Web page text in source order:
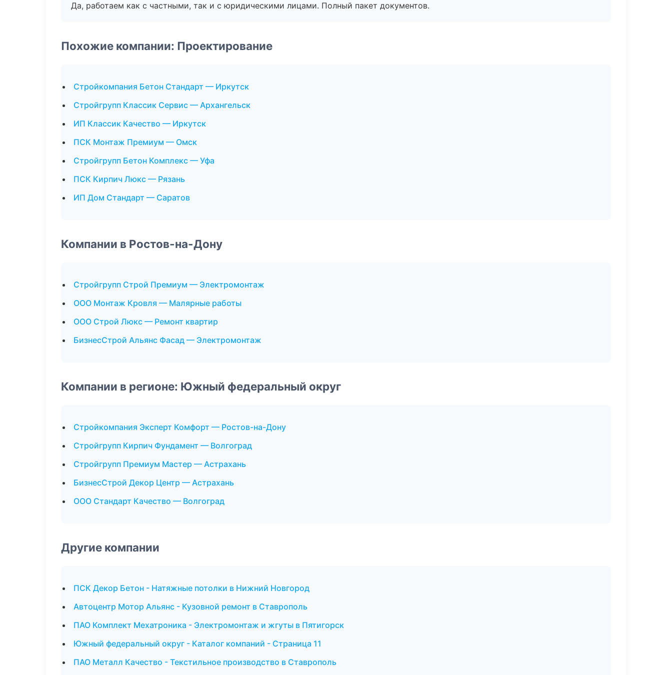
Да, работаем как с частными, так и с юридическими лицами. Полный пакет документов.
Похожие компании: Проектирование
Стройкомпания Бетон Стандарт — Иркутск
Стройгрупп Классик Сервис — Архангельск
ИП Классик Качество — Иркутск
ПСК Монтаж Премиум — Омск
Стройгрупп Бетон Комплекс — Уфа
ПСК Кирпич Люкс — Рязань
ИП Дом Стандарт — Саратов
Компании в Ростов-на-Дону
Стройгрупп Строй Премиум — Электромонтаж
ООО Монтаж Кровля — Малярные работы
ООО Строй Люкс — Ремонт квартир
БизнесСтрой Альянс Фасад — Электромонтаж
Компании в регионе: Южный федеральный округ
Стройкомпания Эксперт Комфорт — Ростов-на-Дону
Стройгрупп Кирпич Фундамент — Волгоград
Стройгрупп Премиум Мастер — Астрахань
БизнесСтрой Декор Центр — Астрахань
ООО Стандарт Качество — Волгоград
Другие компании
ПСК Декор Бетон - Натяжные потолки в Нижний Новгород
Автоцентр Мотор Альянс - Кузовной ремонт в Ставрополь
ПАО Комплект Мехатроника - Электромонтаж и жгуты в Пятигорск
Южный федеральный округ - Каталог компаний - Страница 11
ПАО Металл Качество - Текстильное производство в Ставрополь